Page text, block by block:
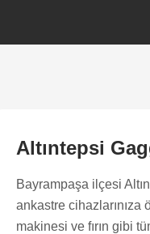
Altıntepsi
Bayrampaşa ilçesi
ankastre cihazlarınıza
makinesi ve fırın gibi